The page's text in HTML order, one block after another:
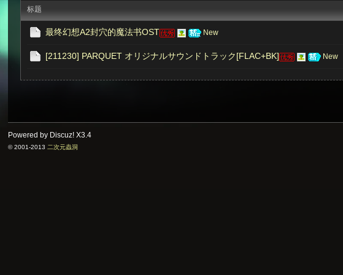
标题
最终幻想A2封穴的魔法书OST New
[211230] PARQUET オリジナルサウンドトラック[FLAC+BK] New
Powered by Discuz!X3.4
© 2001-2013 二次元蟲洞